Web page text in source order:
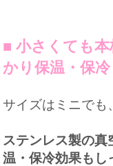
■ 小さくても
かり保温・保冷
サイズはミニでも
ステンレス製の
温・保冷効果もし